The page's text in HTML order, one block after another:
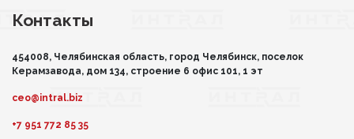
Контакты
454008, Челябинская область, город Челябинск, поселок
Керамзавода, дом 134, строение 6 офис 101, 1 эт
ceo@intral.biz
+7 951 772 85 35